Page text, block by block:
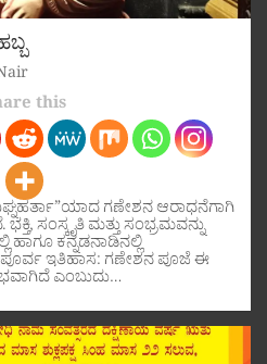
this
ಗಣೇಶನ ಆರಾಧನೆಗಾಗಿ
ಸಂಸ್ಕೃತಿ ಮತ್ತು ಸಂಭ್ರಮವನ್ನು
ಹಾಗೂ ಕನ್ನಡನಾಡಿನಲ್ಲಿ
ಪೂರ್ವ ಇತಿಹಾಸ: ಗಣೇಶನ ಪೂಜೆ ಈ
ಎಂಬುದು…